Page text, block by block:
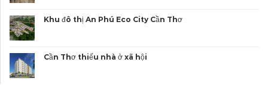
Khu đô thị An Phú Eco City Cần Thơ
Cần Thơ thiếu nhà ở xã hội